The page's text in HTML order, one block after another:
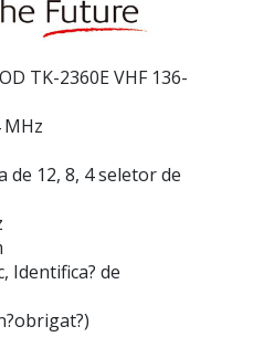
TK-2360E VHF 136-
MHz
de 12, 8, 4 seletor de
Identifica? de